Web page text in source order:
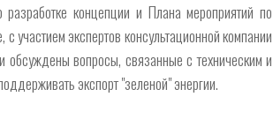
концепции и Плана мероприятий по
участием экспертов консультационной компании
обсуждены вопросы, связанные с техническим и
экспорт "зеленой" энергии.